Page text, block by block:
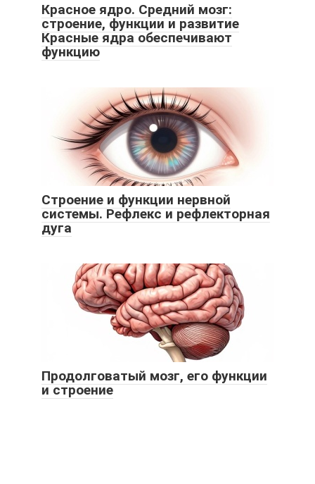
Красное ядро. Средний мозг:
строение, функции и развитие
Красные ядра обеспечивают
функцию
Строение и функции нервной
системы. Рефлекс и рефлекторная
дуга
Продолговатый мозг, его функции
и строение